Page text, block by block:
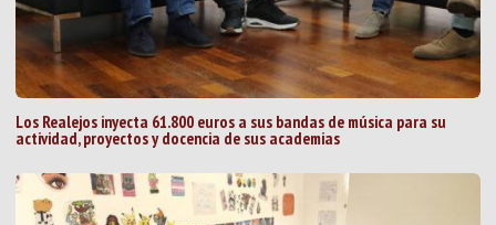
Los Realejos inyecta 61.800 euros a sus bandas de música para su
actividad, proyectos y docencia de sus academias